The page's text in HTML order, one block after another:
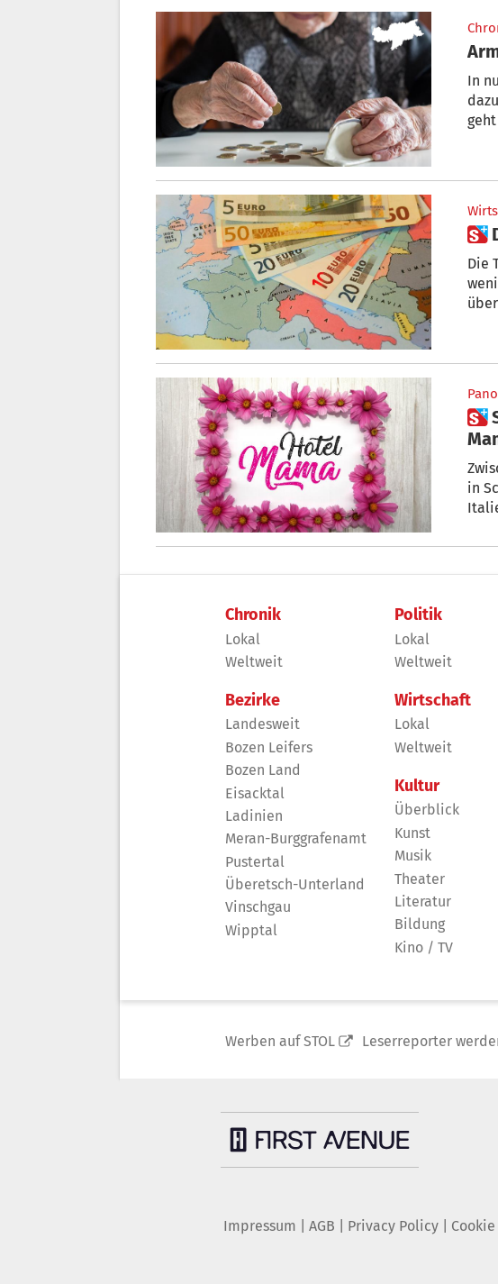
In
Die
 So früh oder so spät verlassen die Jugendlichen das „Hotel
in
Chronik
Lokal
Weltweit
Bezirke
Landesweit
Bozen Leifers
Bozen Land
Eisacktal
Ladinien
Meran-Burggrafenamt
Pustertal
Überetsch-Unterland
Vinschgau
Wipptal
Politik
Lokal
Weltweit
Wirtschaft
Lokal
Weltweit
Kultur
Überblick
Kunst
Musik
Theater
Literatur
Bildung
Kino / TV
Werben auf STOL Leserreporter
Impressum AGB Privacy Policy|